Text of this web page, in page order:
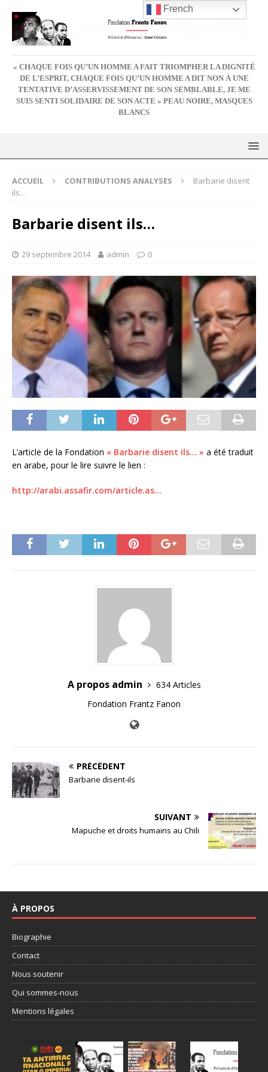
« CHAQUE FOIS QU’UN HOMME A FAIT TRIOMPHER LA DIGNITÉ
DE L’ESPRIT, CHAQUE FOIS QU’UN HOMME A DIT NON À UNE
TENTATIVE D’ASSERVISSEMENT DE SON SEMBLABLE, JE ME
SUIS SENTI SOLIDAIRE DE SON ACTE » PEAU NOIRE, MASQUES
BLANCS
ACCUEIL CONTRIBUTIONS ANALYSES
Barbarie disent
ils…
Barbarie disent ils…
29 septembre 2014 admin 0
L’article de la Fondation « Barbarie disent ils… » a été traduit
en arabe, pour le lire suivre le lien :
http://arabi.assafir.com/article.as…
A propos admin
634 Articles
Fondation Frantz Fanon
PRÉCÉDENT
Barbarie disent-ils
SUIVANT
Mapuche et droits humains au Chili
À PROPOS
Biographie
Contact
Nous soutenir
Qui sommes-nous
Mentions légales
French